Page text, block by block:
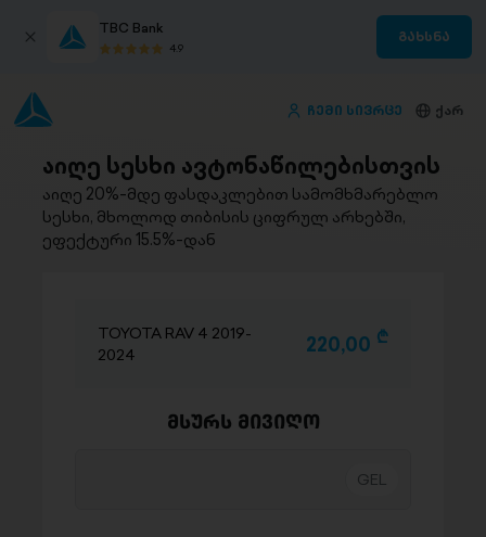
TBC Bank
4.9
გახსნა
ჩემი სივრცე ქარ
აიღე სესხი ავტონაწილებისთვის
აიღე 20%-მდე ფასდაკლებით სამომხმარებლო
სესხი, მხოლოდ თიბისის ციფრულ არხებში,
ეფექტური 15.5%-დან
TOYOTA RAV 4 2019-
2024
220,00 D
მსურს მივიღო